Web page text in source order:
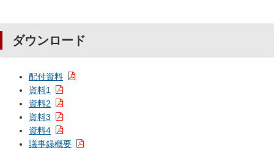
ダウンロード
配付資料
資料1
資料2
資料3
資料4
議事録概要